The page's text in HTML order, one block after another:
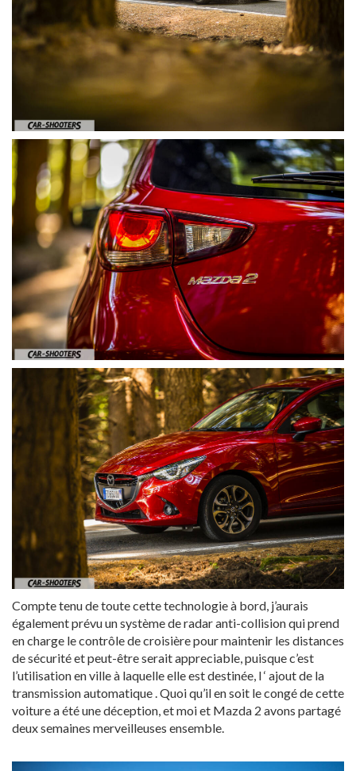
Compte tenu de toute cette technologie à bord, j’aurais
également prévu un système de radar anti-collision qui prend
en charge le contrôle de croisière pour maintenir les distances
de sécurité et peut-être serait appreciable, puisque c’est
l’utilisation en ville à laquelle elle est destinée, l ‘ ajout de la
transmission automatique . Quoi qu’il en soit le congé de cette
voiture a été une déception, et moi et Mazda 2 avons partagé
deux semaines merveilleuses ensemble.